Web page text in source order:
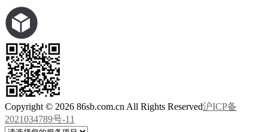
Copyright © 2026 86sb.com.cn All Rights Reserved沪ICP备
2021034789号-11